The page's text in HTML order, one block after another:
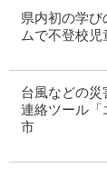
県内初の学び
ムで不登校児
台風などの災
連絡ツール「
市